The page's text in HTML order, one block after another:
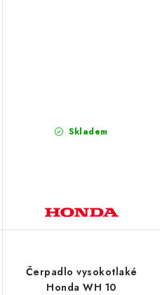
Skladem
Čerpadlo vysokotlaké
Honda WH 10